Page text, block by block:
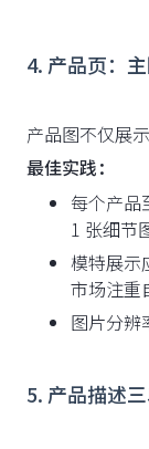
4. 产品页：
产品图不仅展
最佳实践：
每个产品
1 张细节
模特展示
市场注重
图片分辨
5. 产品描述